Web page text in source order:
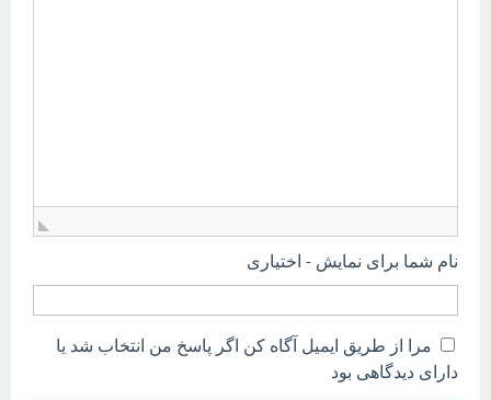
نام شما برای نمایش - اختیاری
مرا از طریق ایمیل آگاه کن اگر پاسخ من انتخاب شد یا
دارای دیدگاهی بود